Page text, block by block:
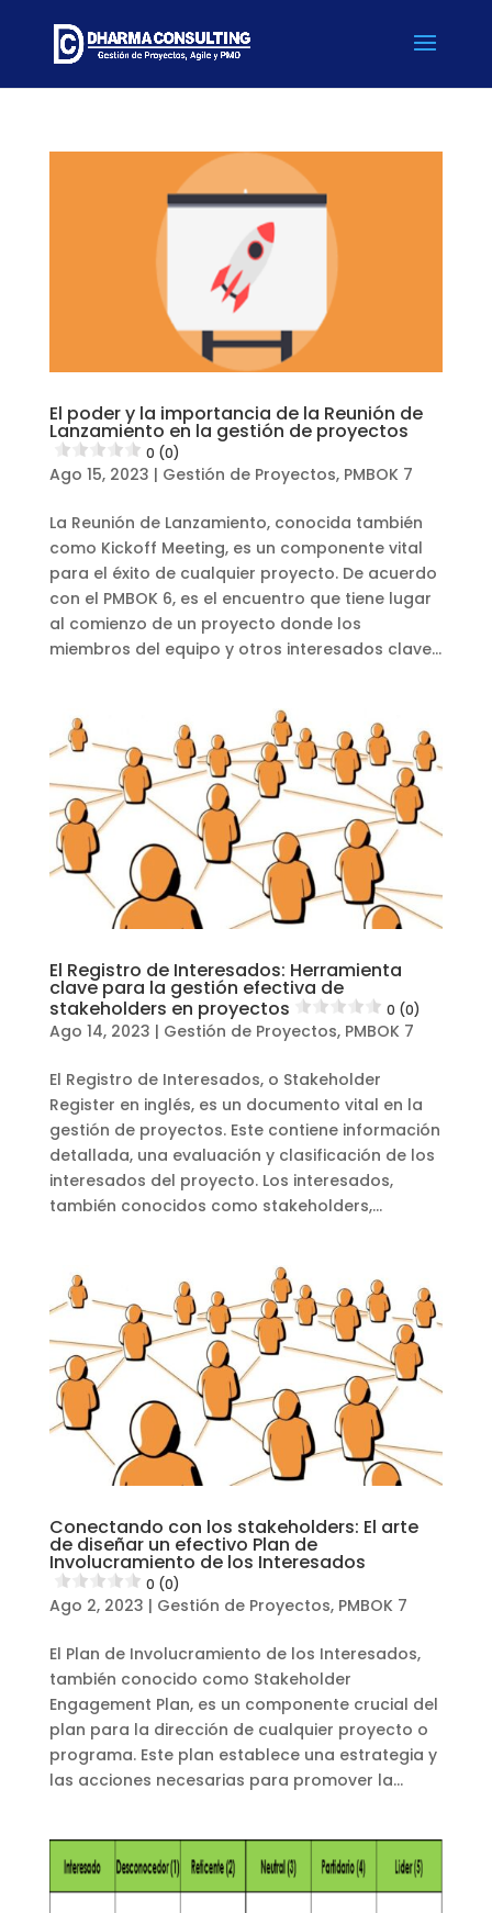
El poder y la importancia de la Reunión de
Lanzamiento en la gestión de proyectos
0 (0)
Ago 15, 2023 | Gestión de Proyectos, PMBOK 7
La Reunión de Lanzamiento, conocida también
como Kickoff Meeting, es un componente vital
para el éxito de cualquier proyecto. De acuerdo
con el PMBOK 6, es el encuentro que tiene lugar
al comienzo de un proyecto donde los
miembros del equipo y otros interesados clave...
El Registro de Interesados: Herramienta
clave para la gestión efectiva de
stakeholders en proyectos
0 (0)
Ago 14, 2023 | Gestión de Proyectos, PMBOK 7
El Registro de Interesados, o Stakeholder
Register en inglés, es un documento vital en la
gestión de proyectos. Este contiene información
detallada, una evaluación y clasificación de los
interesados del proyecto. Los interesados,
también conocidos como stakeholders,...
Conectando con los stakeholders: El arte
de diseñar un efectivo Plan de
Involucramiento de los Interesados
0 (0)
Ago 2, 2023 | Gestión de Proyectos, PMBOK 7
El Plan de Involucramiento de los Interesados,
también conocido como Stakeholder
Engagement Plan, es un componente crucial del
plan para la dirección de cualquier proyecto o
programa. Este plan establece una estrategia y
las acciones necesarias para promover la...